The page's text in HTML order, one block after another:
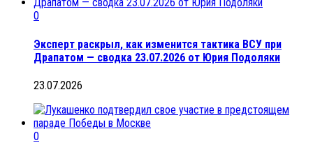
0
Эксперт раскрыл, как изменится тактика ВСУ при
Драпатом — сводка 23.07.2026 от Юрия Подоляки
23.07.2026
0